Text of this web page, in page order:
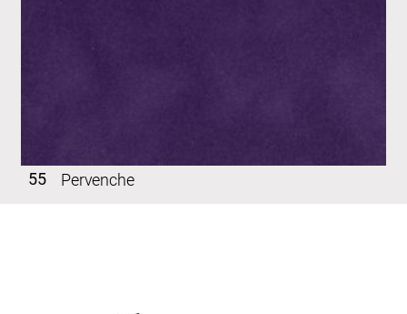
55 Pervenche